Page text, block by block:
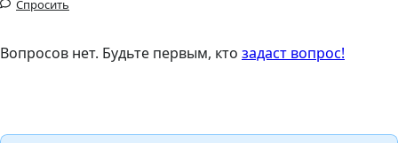
Спросить
Вопросов нет. Будьте первым, кто задаст вопрос!